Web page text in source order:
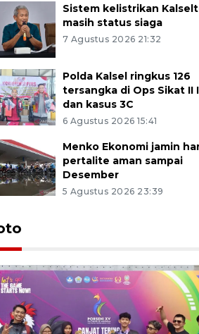
Sistem kelistrikan
masih status siaga
7 Agustus 2026 21:32
Polda Kalsel ringkus 126
tersangka di Ops Sikat II
dan kasus 3C
6 Agustus 2026 15:41
Menko Ekonomi jamin
pertalite aman sampai
Desember
5 Agustus 2026 23:39